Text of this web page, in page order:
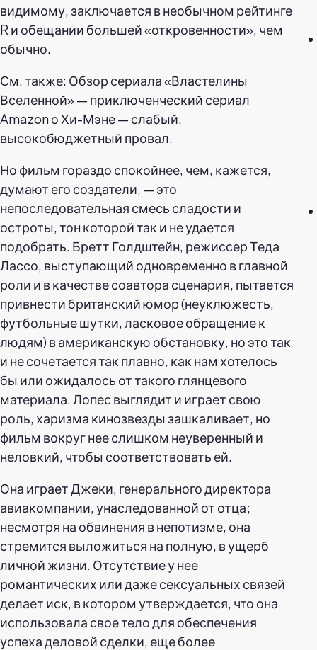
видимому, заключается в необычном рейтинге
R и обещании большей «откровенности», чем
обычно.
См. также: Обзор сериала «Властелины
Вселенной» — приключенческий сериал
Amazon о Хи-Мэне — слабый,
высокобюджетный провал.
Но фильм гораздо спокойнее, чем, кажется,
думают его создатели, — это
непоследовательная смесь сладости и
остроты, тон которой так и не удается
подобрать. Бретт Голдштейн, режиссер Теда
Лассо, выступающий одновременно в главной
роли и в качестве соавтора сценария, пытается
привнести британский юмор (неуклюжесть,
футбольные шутки, ласковое обращение к
людям) в американскую обстановку, но это так
и не сочетается так плавно, как нам хотелось
бы или ожидалось от такого глянцевого
материала. Лопес выглядит и играет свою
роль, харизма кинозвезды зашкаливает, но
фильм вокруг нее слишком неуверенный и
неловкий, чтобы соответствовать ей.
Она играет Джеки, генерального директора
авиакомпании, унаследованной от отца;
несмотря на обвинения в непотизме, она
стремится выложиться на полную, в ущерб
личной жизни. Отсутствие у нее
романтических или даже сексуальных связей
делает иск, в котором утверждается, что она
использовала свое тело для обеспечения
успеха деловой сделки, еще более